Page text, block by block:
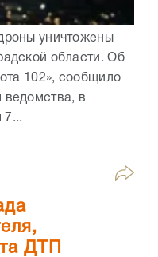
уничтожены
области. Об
102», сообщило
в
7...
ДТП